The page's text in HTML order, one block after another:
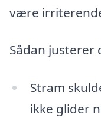
være
Sådan justerer
Stram
ikke glider